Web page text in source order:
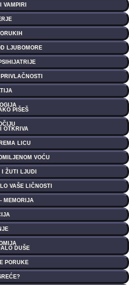
VAMPIRI
LJUBOMORE
PIŠEŠ
OTKRIVA
LICU
VOĆU
I ŽUTI LJUDI
VAŠE LIČNOSTI
MEMORIJA
DUŠE
PORUKE